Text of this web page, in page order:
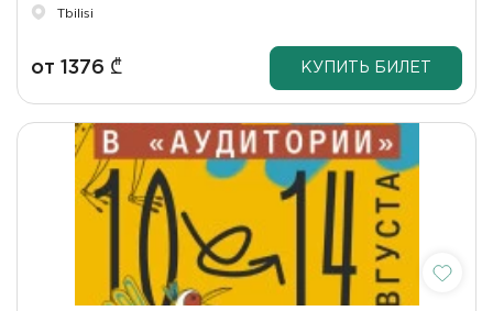
Tbilisi
от 1376 ₾ КУПИТЬ БИЛЕТ